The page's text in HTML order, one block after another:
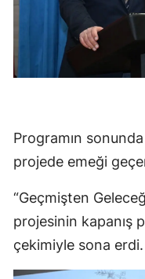
Programın
projede emeği
“Geçmişten
projesinin kapanış
çekimiyle sona erdi.